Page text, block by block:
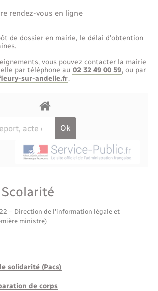
rendez-vous en ligne
de dossier en mairie, le délai d’obtention
vous pouvez contacter la mairie
par téléphone au 02 32 49 00 59, ou par
sur-andelle.fr.
– Direction de l'information légale et
ministre)
solidarité (Pacs)
de corps